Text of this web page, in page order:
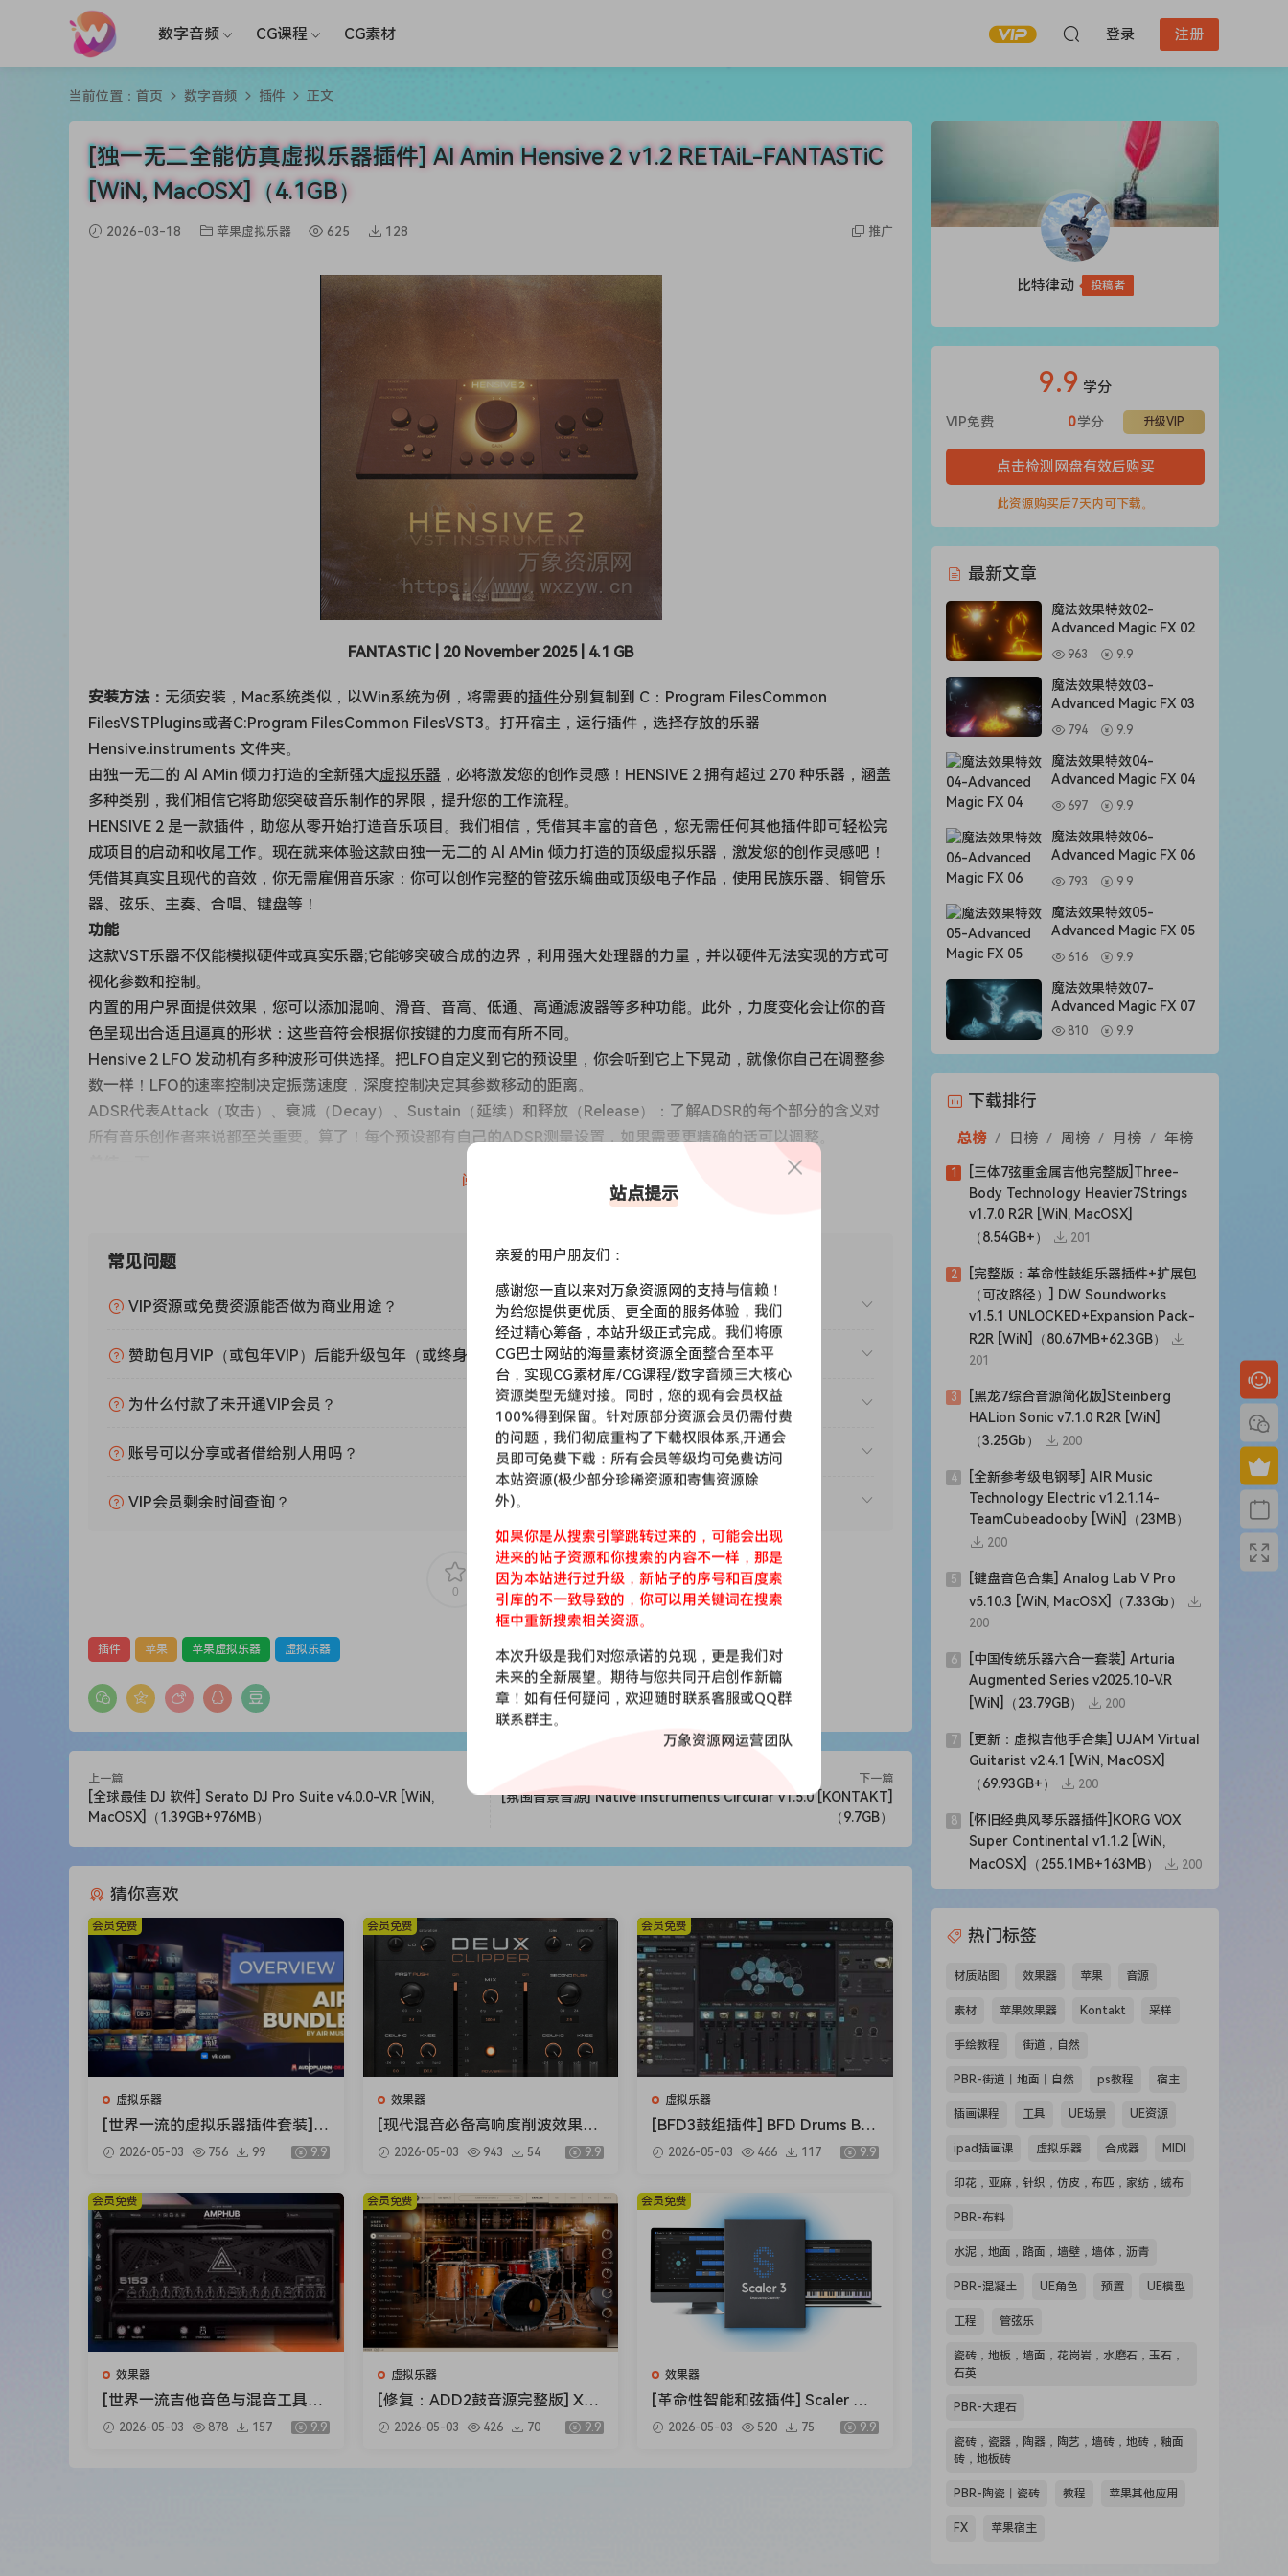
数字音频 CG课程 CG素材 登录 注册
当前位置： 首页 数字音频 插件 正文
[独一无二全能仿真虚拟乐器插件] Al Amin Hensive 2 v1.2 RETAiL-FANTASTiC
[WiN, MacOSX]（4.1GB）
2026-03-18 苹果虚拟乐器 625 128 推广
FANTASTiC | 20 November 2025 | 4.1 GB
安装方法： 无须安装，Mac系统类似，以Win系统为例，将需要的插件分别复制到 C：Program FilesCommon
FilesVSTPlugins或者C:Program FilesCommon FilesVST3。打开宿主，运行插件，选择存放的乐器
Hensive.instruments 文件夹。
由独一无二的 Al AMin 倾力打造的全新强大虚拟乐器 ，必将激发您的创作灵感！HENSIVE 2 拥有超过 270 种乐器，涵盖
多种类别，我们相信它将助您突破音乐制作的界限，提升您的工作流程。
HENSIVE 2 是一款插件，助您从零开始打造音乐项目。我们相信，凭借其丰富的音色，您无需任何其他插件即可轻松完
成项目的启动和收尾工作。现在就来体验这款由独一无二的 Al AMin 倾力打造的顶级虚拟乐器，激发您的创作灵感吧！
凭借其真实且现代的音效，你无需雇佣音乐家：你可以创作完整的管弦乐编曲或顶级电子作品，使用民族乐器、铜管乐
器、弦乐、主奏、合唱、键盘等！
功能
这款VST乐器不仅能模拟硬件或真实乐器;它能够突破合成的边界，利用强大处理器的力量，并以硬件无法实现的方式可
视化参数和控制。
内置的用户界面提供效果，您可以添加混响、滑音、音高、低通、高通滤波器等多种功能。此外，力度变化会让你的音
色呈现出合适且逼真的形状：这些音符会根据你按键的力度而有所不同。
Hensive 2 LFO 发动机有多种波形可供选择。把LFO自定义到它的预设里，你会听到它上下晃动，就像你自己在调整参
数一样！LFO的速率控制决定振荡速度，深度控制决定其参数移动的距离。
ADSR代表Attack（攻击）、衰减（Decay）、Sustain（延续）和释放（Release）：了解ADSR的每个部分的含义对
所有音乐创作者来说都至关重要。算了！每个预设都有自己的ADSR测量设置，如果需要更精确的话可以调整。
我们相信这个插件将成为你首选的虚拟乐器。但我们也敢于挑战你，以合理价格找到高品质的音色！该产品支持 PC 和
乐器：
•15个类别
•键盘、铃铛、合成器、主奏乐器、吉他、贝斯、民族乐器、
•808、弦乐、铜管乐器、垫片、木管乐器、合唱团、鼓、效果器。
效果和调制适合E：
技术要求
VST2、VST3、AU
Get inspired with another great comprehensive virtual instrument powered by the one and only Al AMin! Coming
with
270+ Instruments and a multiple choice of categories, we believe that HENSIVE 2 will help you push the
envelope and workflow of your music production.
Hensive 2 is a plugin that will help start your projects from scratch. We believe that you will need no additional
extensive virtual instrument, powered by the one and only Al AMin!
With its realistic and up-to-date sounds, you don’t need to hire musicians: you can create full orchestral
and even more!
FEATURES
This VST Instrument brings more than emulations of hardware or real-world instruments; it can push boundaries
of synthesis, harness the power of powerful processors and visualize the parameters and controls in ways not
plausible in hardware.
The embedded user interface provides effects so that you can add reverb, glide, pitch, low pass, high pass
filters, and many more. In addition, the velocity variation will give your sonics suitable, realistic shapes: these
notes will sound different depending on how hard you press your keys.
Hensive 2 LFO engine has several waveforms to choose from. Customize an LFO to one of its presets, and you’ll
hear it ‘wobble’ up and down, just as if you were tweaking the parameter yourself! The LFO’s Rate control sets
the speed at which it oscillates, while the Depth control determines how far it moves its assigned parameter.
ADSR stands for Attack, Decay, Sustain and Release: Knowing what each part of ADSR means is essential for all
need more precision.
SUM IT ALL UP
We believe that this plugin will be your go-to virtual instrument. But, we also dare you to find high-quality
sounds at a reasonable price! This Product is Available for PC and macOS and loaded with more than 270
presets, and we guarantee your satisfaction once loaded into your DAW!
PRODUCT SUMMARY
INSTRUMENTS:
•270+ Instrument Presets
•15 Categories
•Keys, Bells, Synths, Leads, Guitars, Bass, Ethnic,
阅读全文
常见问题
VIP资源或免费资源能否做为商业用途？
赞助包月VIP（或包年VIP）后能升级包年（或终身VIP）吗？
为什么付款了未开通VIP会员？
账号可以分享或者借给别人用吗？
VIP会员剩余时间查询？
0 0
插件 苹果 苹果虚拟乐器 虚拟乐器
上一篇
[全球最佳 DJ 软件] Serato DJ Pro Suite v4.0.0-V.R [WiN,
MacOSX]（1.39GB+976MB）
下一篇
[氛围音景音源] Native Instruments Circular v1.5.0 [KONTAKT]
（9.7GB）
猜你喜欢
虚拟乐器
[世界一流的虚拟乐器插件套装] A
IR Music Technology Instrumen
ts Bundle 2025-R2R [WiN]（5.9
2026-05-03 756 99 9.9
会员免费
效果器
[现代混音必备高响度削波效果插
件] Audioloom Maciel Audio De
ux Clipper v1.0.0 [WiN, MacOS
2026-05-03 943 54 9.9
会员免费
虚拟乐器
[BFD3鼓组插件] BFD Drums BF
D3 v3.5.0.49-R2R [WiN]（60.9M
B）
2026-05-03 466 117 9.9
会员免费
效果器
[世界一流吉他音色与混音工具全
套合集] STL Tones Bundle v202
6.04 [WiN, MacOSX]（1.48GB+
2026-05-03 878 157 9.9
会员免费
虚拟乐器
[修复：ADD2鼓音源完整版] XLN
Audio Addictive Drums 2 Comp
lete v2.9.0.4 FIXED ONLY-R2R
2026-05-03 426 70 9.9
会员免费
效果器
[革命性智能和弦插件] Scaler Mu
sic Scaler 3 v3.2.2 Regged-HCi
SO [MacOSX]（1.45GB）
2026-05-03 520 75 9.9
会员免费
比特律动 投稿者
9.9 学分
VIP免费 升级VIP
0学分
点击检测网盘有效后购买
此资源购买后7天内可下载。
最新文章
魔法效果特效02-
Advanced Magic FX 02
963 9.9
魔法效果特效03-
Advanced Magic FX 03
794 9.9
魔法效果特效04-
Advanced Magic FX 04
697 9.9
魔法效果特效06-
Advanced Magic FX 06
793 9.9
魔法效果特效05-
Advanced Magic FX 05
616 9.9
魔法效果特效07-
Advanced Magic FX 07
810 9.9
下载排行
总榜 / 日榜 / 周榜 / 月榜 / 年榜
1
[三体7弦重金属吉他完整版]Three-
Body Technology Heavier7Strings
v1.7.0 R2R [WiN, MacOSX]
（8.54GB+）
201
2
[完整版：革命性鼓组乐器插件+扩展包
（可改路径）] DW Soundworks
v1.5.1 UNLOCKED+Expansion Pack-
R2R [WiN]（80.67MB+62.3GB）
201
3
[黑龙7综合音源简化版]Steinberg
HALion Sonic v7.1.0 R2R [WiN]
（3.25Gb）
200
4
[全新参考级电钢琴] AIR Music
Technology Electric v1.2.1.14-
TeamCubeadooby [WiN]（23MB）
200
5
[键盘音色合集] Analog Lab V Pro
v5.10.3 [WiN, MacOSX]（7.33Gb）
200
6
[中国传统乐器六合一套装] Arturia
Augmented Series v2025.10-V.R
[WiN]（23.79GB）
200
7
[更新：虚拟吉他手合集] UJAM Virtual
Guitarist v2.4.1 [WiN, MacOSX]
（69.93GB+）
200
8
[怀旧经典风琴乐器插件]KORG VOX
Super Continental v1.1.2 [WiN,
MacOSX]（255.1MB+163MB）
200
热门标签
材质贴图 效果器 苹果 音源
素材 苹果效果器 Kontakt 采样
手绘教程 街道，自然
PBR-街道丨地面丨自然 ps教程 宿主
插画课程 工具 UE场景 UE资源
ipad插画课 虚拟乐器 合成器 MIDI
印花，亚麻，针织，仿皮，布匹，家纺，绒布
PBR-布料
水泥，地面，路面，墙壁，墙体，沥青
PBR-混凝土 UE角色 预置 UE模型
工程 管弦乐
瓷砖，地板，墙面，花岗岩，水磨石，玉石，
石英
PBR-大理石
瓷砖，瓷器，陶器，陶艺，墙砖，地砖，釉面
砖，地板砖
PBR-陶瓷丨瓷砖 教程 苹果其他应用
FX 苹果宿主
站点提示
亲爱的用户朋友们：
感谢您一直以来对万象资源网的支持与信赖！
为给您提供更优质、更全面的服务体验，我们
经过精心筹备，本站升级正式完成。我们将原
CG巴士网站的海量素材资源全面整合至本平
台，实现CG素材库/CG课程/数字音频三大核心
资源类型无缝对接。同时，您的现有会员权益
100%得到保留。针对原部分资源会员仍需付费
的问题，我们彻底重构了下载权限体系,开通会
员即可免费下载：所有会员等级均可免费访问
本站资源(极少部分珍稀资源和寄售资源除
外)。
如果你是从搜索引擎跳转过来的，可能会出现
进来的帖子资源和你搜索的内容不一样，那是
因为本站进行过升级，新帖子的序号和百度索
引库的不一致导致的，你可以用关键词在搜索
框中重新搜索相关资源。
本次升级是我们对您承诺的兑现，更是我们对
未来的全新展望。期待与您共同开启创作新篇
章！如有任何疑问，欢迎随时联系客服或QQ群
联系群主。
万象资源网运营团队